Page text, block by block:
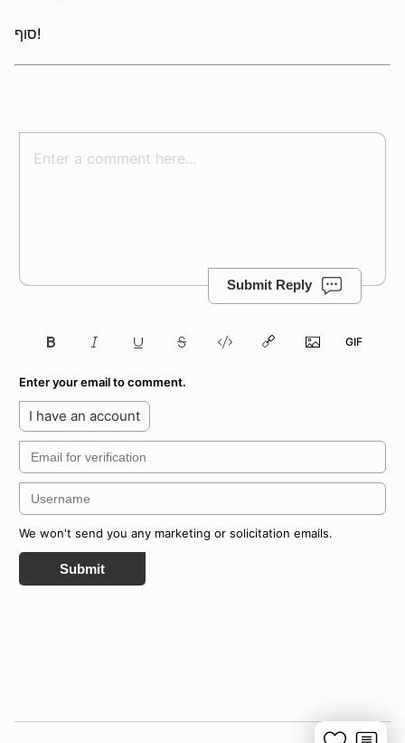
סוף!
Submit Reply
Enter your email to comment.
I have an account
We won't send you any marketing or solicitation emails.
Submit